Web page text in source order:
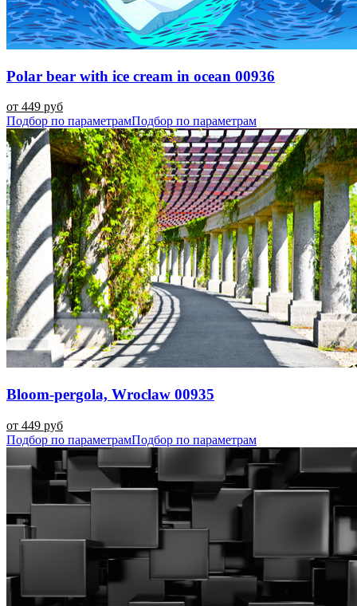
Polar bear with ice cream in ocean 00936
от 449 руб
Подбор по параметрамПодбор по параметрам
Bloom-pergola, Wroclaw 00935
от 449 руб
Подбор по параметрамПодбор по параметрам